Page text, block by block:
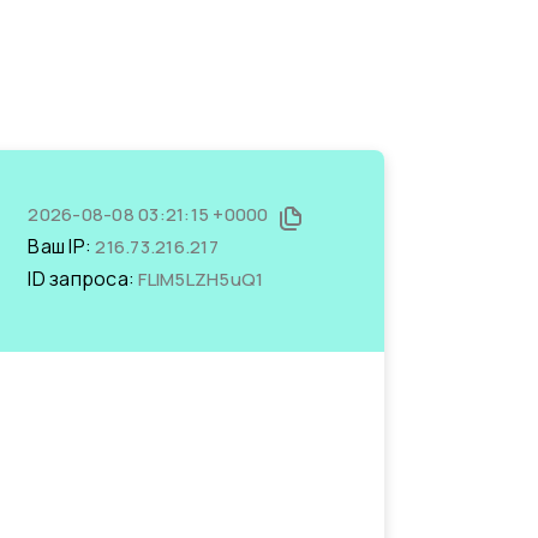
2026-08-08 03:21:15 +0000
Ваш IP:216.73.216.217
ID запроса:FLIM5LZH5uQ1